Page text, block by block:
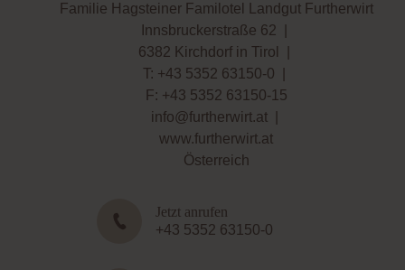
Familie Hagsteiner Familotel Landgut Furtherwirt
Innsbruckerstraße 62
6382 Kirchdorf in Tirol
T: +43 5352 63150-0
F: +43 5352 63150-15
info@furtherwirt.at
www.furtherwirt.at
Österreich
Jetzt anrufen
+43 5352 63150-0